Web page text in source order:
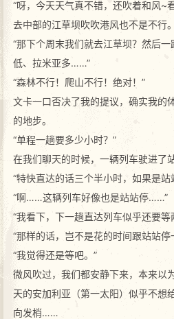
“呀，今天天气真不错，还吹着和风~
去中部的江草坝吹吹港风也不是不行
“那下个周末我们就去江草坝？然后
低、拉米亚多……”
“森林不行！爬山不行！绝对！”
文卡一口否决了我的提议，确实我的
的地步。
“单程一趟要多少小时？”
在我们聊天的时候，一辆列车驶进了站
“特快直达的话三个半小时，如果是
“啊……这辆列车好像也是站站停……”
“我看下，下一趟直达列车似乎还要
“那样的话，岂不是花的时间跟站站停
“我觉得还是等吧。”
微风吹过，我们都安静下来，本来以
天的安加利亚（第一太阳）似乎不想
向发梢……